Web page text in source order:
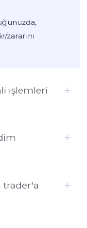
zararını
işlemleri
trader'a